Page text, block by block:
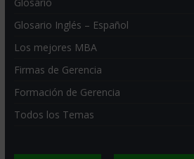
Glosario Inglés – Español
Los mejores MBA
Firmas de Gerencia
Formación de Gerencia
Todos los Temas